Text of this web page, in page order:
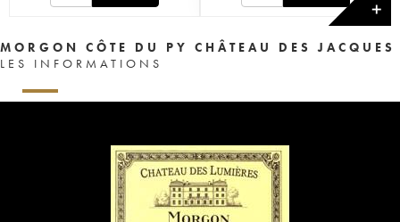
✕
MORGON CÔTE DU PY CHÂTEAU DES JACQUES
LES INFORMATIONS